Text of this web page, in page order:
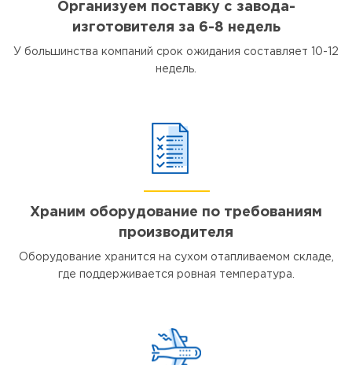
Организуем поставку с завода-
изготовителя за 6-8 недель
У большинства компаний срок ожидания составляет 10-12
недель.
Храним оборудование по требованиям
производителя
Оборудование хранится на сухом отапливаемом складе,
где поддерживается ровная температура.